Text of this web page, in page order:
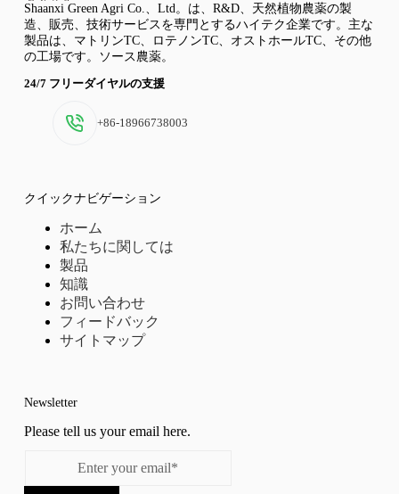
Shaanxi Green Agri Co.、Ltd。は、R&D、天然植物農薬の製
造、販売、技術サービスを専門とするハイテク企業です。主な
製品は、マトリンTC、ロテノンTC、オストホールTC、その他
の工場です。ソース農薬。
24/7 フリーダイヤルの支援
+86-18966738003
クイックナビゲーション
ホーム
私たちに関しては
製品
知識
お問い合わせ
フィードバック
サイトマップ
Newsletter
Please tell us your email here.